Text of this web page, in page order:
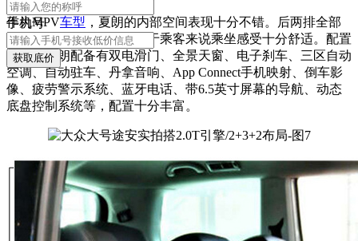
作为MPV车型 ，夏朗的内部空间表现十分不错。后两排全部
采用了独立座椅设计，对于乘客来说乘坐感受十分舒适。配置
方面，夏朗配备有双电滑门、全景天窗、电子刹车、三区自动
空调、自动驻车、丹拿音响、App Connect手机映射、倒车影
像、疲劳警示系统、蓝牙电话、带6.5英寸屏幕的导航、动态
底盘控制系统等，配置十分丰富。
手机号
获取底价